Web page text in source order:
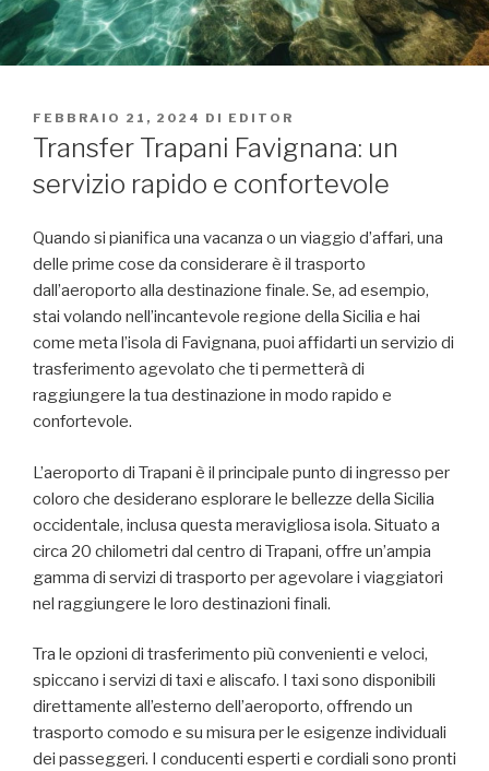
PUBBLICATO
IL
FEBBRAIO 21, 2024 DI EDITOR
Transfer Trapani Favignana: un
servizio rapido e confortevole
Quando si pianifica una vacanza o un viaggio d’affari, una
delle prime cose da considerare è il trasporto
dall’aeroporto alla destinazione finale. Se, ad esempio,
stai volando nell’incantevole regione della Sicilia e hai
come meta l’isola di Favignana, puoi affidarti un servizio di
trasferimento agevolato che ti permetterà di
raggiungere la tua destinazione in modo rapido e
confortevole.
L’aeroporto di Trapani è il principale punto di ingresso per
coloro che desiderano esplorare le bellezze della Sicilia
occidentale, inclusa questa meravigliosa isola. Situato a
circa 20 chilometri dal centro di Trapani, offre un’ampia
gamma di servizi di trasporto per agevolare i viaggiatori
nel raggiungere le loro destinazioni finali.
Tra le opzioni di trasferimento più convenienti e veloci,
spiccano i servizi di taxi e aliscafo. I taxi sono disponibili
direttamente all’esterno dell’aeroporto, offrendo un
trasporto comodo e su misura per le esigenze individuali
dei passeggeri. I conducenti esperti e cordiali sono pronti